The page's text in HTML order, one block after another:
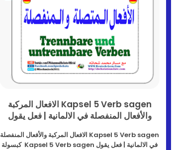
Kapsel 5 Verb sagen الافعال المركبة
والأفعال المنفصلة في الالمانية | فعل يقول
Kapsel 5 Verb sagen الافعال المركبة والأفعال المنفصلة
في الالمانية | فعل يقول Kapsel 5 Verb sagen كبسولة